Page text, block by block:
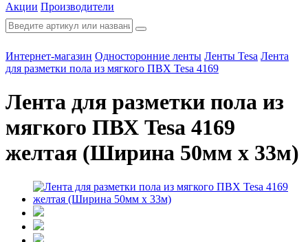
Акции Производители
Интернет-магазин Односторонние ленты Ленты Tesa Лента
для разметки пола из мягкого ПВХ Tesa 4169
Лента для разметки пола из
мягкого ПВХ Tesa 4169
желтая (Ширина 50мм х 33м)